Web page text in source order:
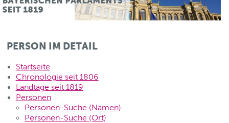
PERSON IM DETAIL
Startseite
Chronologie seit 1806
Landtage seit 1819
Personen
Personen-Suche (Namen)
Personen-Suche (Ort)